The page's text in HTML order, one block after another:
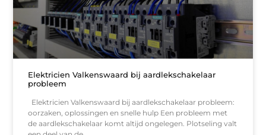
Elektricien Valkenswaard bij aardlekschakelaar
probleem
Elektricien Valkenswaard bij aardlekschakelaar probleem:
oorzaken, oplossingen en snelle hulp Een probleem met
de aardlekschakelaar komt altijd ongelegen. Plotseling valt